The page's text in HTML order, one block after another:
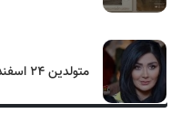
متولدین ۲۴ اسفند سینما ، تئاتر و موسیقی؛ مریم معصومی